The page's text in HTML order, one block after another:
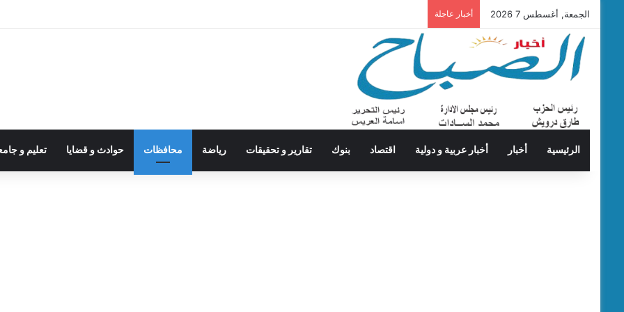
الجمعة, أغسطس 7 2026 أخبار عاجلة
الرئيسية أخبار أخبار عربية و دولية اقتصاد بنوك تقارير و تحقيقات رياضة محافظات حوادث و قضايا تعليم و